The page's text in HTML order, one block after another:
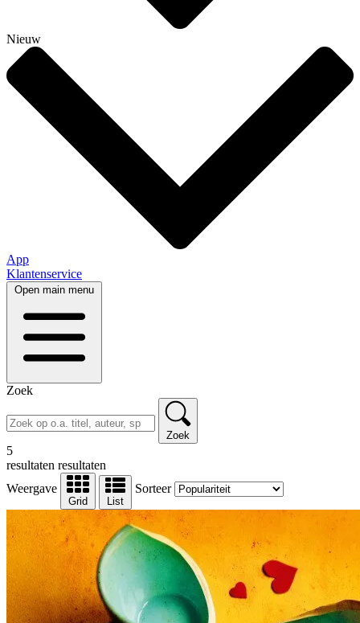
Nieuw
App
Klantenservice
Open main menu
Zoek
Zoek
5
resultaten resultaten
Weergave
Grid List
Sorteer